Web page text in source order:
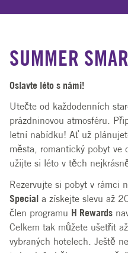
SUMMER
Oslavte léto s námi!
Utečte od každodenních
prázdninovou atmosféru.
letní nabídku! Ať už
města, romantický pobyt ve
užijte si léto v těch
Rezervujte si pobyt v rámci
Special a získejte slevu až
člen programu H Rewards
Celkem tak můžete ušetřit
vybraných hotelech. Ještě